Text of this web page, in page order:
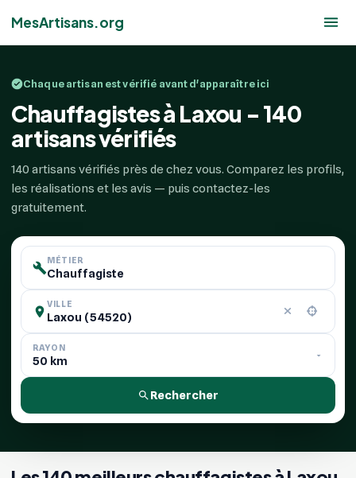
MesArtisans.org
Chaque artisan est vérifié avant d'apparaître ici
Chauffagistes à Laxou - 140
artisans vérifiés
140 artisans vérifiés près de chez vous. Comparez les profils,
les réalisations et les avis — puis contactez-les
gratuitement.
MÉTIER
VILLE
RAYON
Rechercher